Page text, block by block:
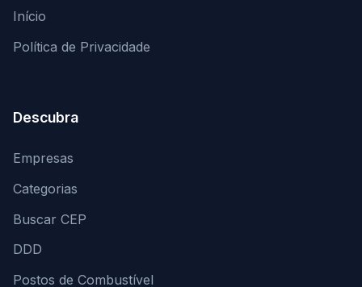
Início
Política de Privacidade
Descubra
Empresas
Categorias
Buscar CEP
DDD
Postos de Combustível